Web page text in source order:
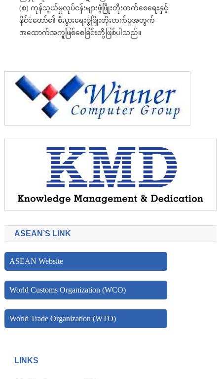
(စ) ကုန်သွယ်မှုလုပ်ငန်းများဖွံဖြိုးတိုးတက်စေရေးနှင့်
နိုင်ငံတော်၏ စီးပွားရေးဖွံဖြိုးတိုးတက်မှုအတွက်
အထောက်အကူဖြစ်စေခြင်းတို့ဖြစ်ပါသည်။
ASEAN’S LINK
ASEAN Website
World Customs Organization (WCO)
World Trade Organization (WTO)
LINKS